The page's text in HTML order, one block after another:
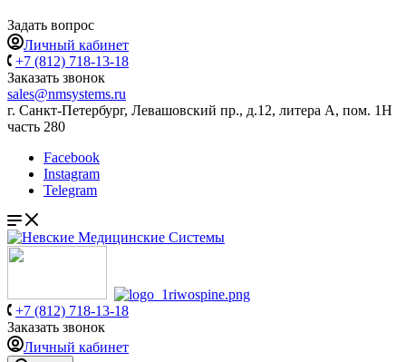
Задать вопрос
Личный кабинет
+7 (812) 718-13-18
Заказать звонок
sales@nmsystems.ru
г. Санкт-Петербург, Левашовский пр., д.12, литера А, пом. 1Н
часть 280
Facebook
Instagram
Telegram
+7 (812) 718-13-18
Заказать звонок
Личный кабинет